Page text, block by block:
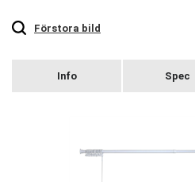
Förstora bild
zoom